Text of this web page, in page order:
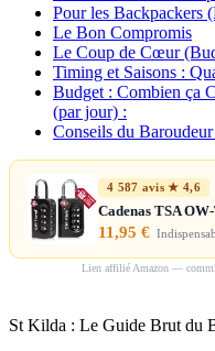
Pour les Backpackers
Le Bon Compromis
Le Coup de Cœur
Timing et Saisons :
Budget : Combien ça
(par jour) :
Conseils du
4 587 avis ★ 4,6
Cadenas TSA
11,95 €
Lien affilié Amazon —
St Kilda : Le Guide Brut du